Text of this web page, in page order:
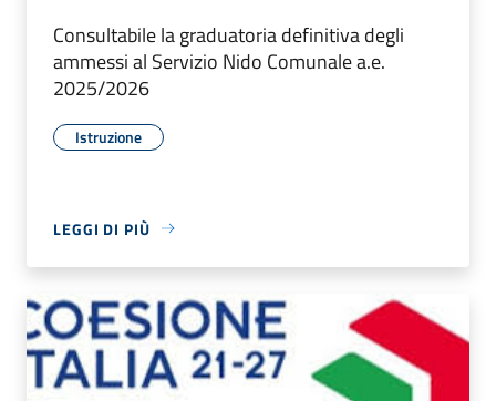
Consultabile la graduatoria definitiva degli
ammessi al Servizio Nido Comunale a.e.
2025/2026
Istruzione
LEGGI DI PIÙ